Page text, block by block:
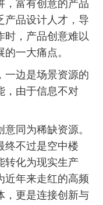
评 社区
富有创意的产品
产品设计人才，导
时，产品创意难以
一大痛点。
边是场景资源的
，由于信息不对
同为稀缺资源。
终不过是空中楼
转化为现实生产
近年来走红的高频
，更是连接创新与